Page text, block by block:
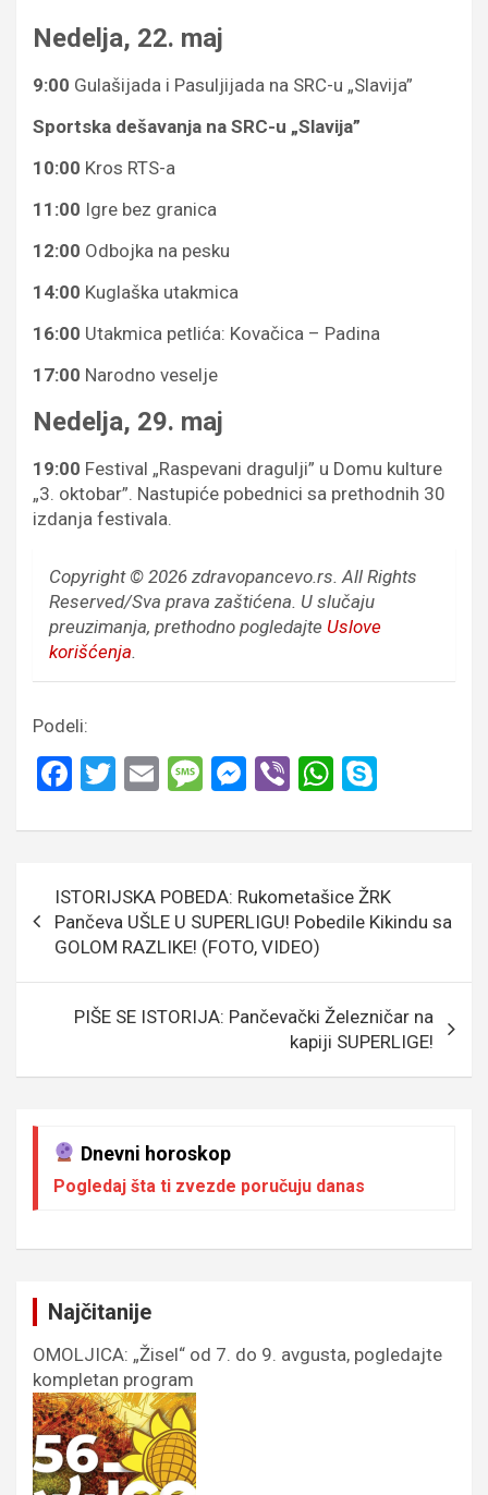
Nedelja, 22. maj
9:00 Gulašijada i Pasuljijada na SRC-u „Slavija”
Sportska dešavanja na SRC-u „Slavija”
10:00 Kros RTS-a
11:00 Igre bez granica
12:00 Odbojka na pesku
14:00 Kuglaška utakmica
16:00 Utakmica petlića: Kovačica – Padina
17:00 Narodno veselje
Nedelja, 29. maj
19:00 Festival „Raspevani dragulji” u Domu kulture
„3. oktobar”. Nastupiće pobednici sa prethodnih 30
izdanja festivala.
Copyright © 2026 zdravopancevo.rs. All Rights
Reserved/Sva prava zaštićena. U slučaju
preuzimanja, prethodno pogledajte Uslove
korišćenja.
Podeli:
F
ce
o
o
k
T
tt
E
ail
M
s
g
e
M
se
g
er
Vi
er
W
at
A
p
p
чланка
ISTORIJSKA POBEDA: Rukometašice ŽRK
Pančeva UŠLE U SUPERLIGU! Pobedile Kikindu sa
GOLOM RAZLIKE! (FOTO, VIDEO)
PIŠE SE ISTORIJA: Pančevački Železničar na
kapiji SUPERLIGE!
Dnevni horoskop
Pogledaj šta ti zvezde poručuju danas
Najčitanije
OMOLJICA: „Žisel“ od 7. do 9. avgusta, pogledajte
kompletan program